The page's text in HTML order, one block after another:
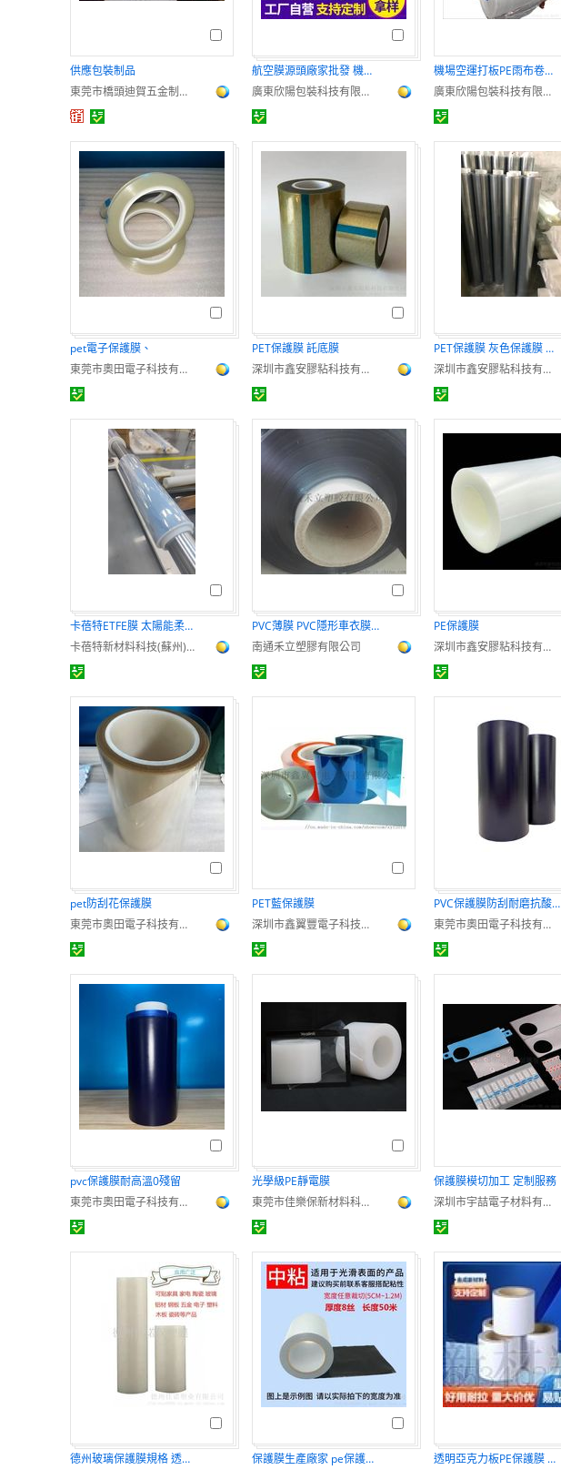
供應包裝制品
東莞市橋頭迪賀五金制品廠
航空膜源頭廠家批發 機場薄膜雨布 裝板膜機場打板用 裝板膠紙
廣東欣陽包裝科技有限公司
機場空運打板PE雨布卷膜 6米寬共擠PE塑料薄膜遮雨防塵塑料薄膜卷
廣東欣陽包裝科技有限公司
pet電子保護膜、
東莞市奧田電子科技有限公司
PET保護膜 託底膜
深圳市鑫安膠粘科技有限公司
PET保護膜 灰色保護膜 託底膜
深圳市鑫安膠粘科技有限公司
卡蓓特ETFE膜 太陽能柔性組件封裝膜
卡蓓特新材料科技(蘇州)有限公司
PVC薄膜 PVC隱形車衣膜基材
南通禾立塑膠有限公司
PE保護膜
深圳市鑫安膠粘科技有限公司
pet防刮花保護膜
東莞市奧田電子科技有限公司
PET藍保護膜
深圳市鑫翼豐電子科技有限公司
PVC保護膜防刮耐磨抗酸鹼
東莞市奧田電子科技有限公司
pvc保護膜耐高溫0殘留
東莞市奧田電子科技有限公司
光學級PE靜電膜
東莞市佳樂保新材料科技有限公司
保護膜模切加工 定制服務
深圳市宇喆電子材料有限公司
德州玻璃保護膜規格 透明玻璃保護膜 玻璃保護膜廠家
保護膜生產廠家 pe保護膜 彩鋼板保護膜生產廠家
透明亞克力板PE保護膜 防刮耐磨 高透明度